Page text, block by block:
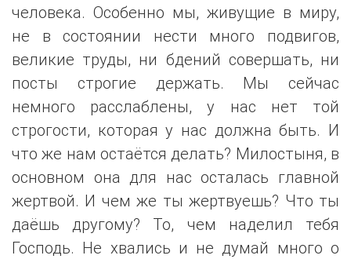
человека. Особенно мы, живущие в миру,
не в состоянии нести много подвигов,
великие труды, ни бдений совершать, ни
посты строгие держать. Мы сейчас
немного расслаблены, у нас нет той
строгости, которая у нас должна быть. И
что же нам остаётся делать? Милостыня, в
основном она для нас осталась главной
жертвой. И чем же ты жертвуешь? Что ты
даёшь другому? То, чем наделил тебя
Господь. Не хвались и не думай много о